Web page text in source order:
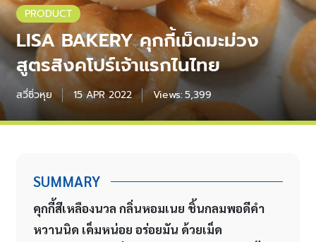
PRODUCT
LISA BAKERY คุกกี้เม็ดมะม่วง
สูตรสิงคโปร์เจ้าแรกไนไทย
สวี่ซิ่วหุย 15 APR 2022 Views:5,399
SUMMARY
คุกกี้สีเหลืองนวล กลิ่นหอมเนย ชิ้นกลมพอดีคำ
หวานนิด เค็มหน่อย อร่อยมัน ด้วยเม็ด